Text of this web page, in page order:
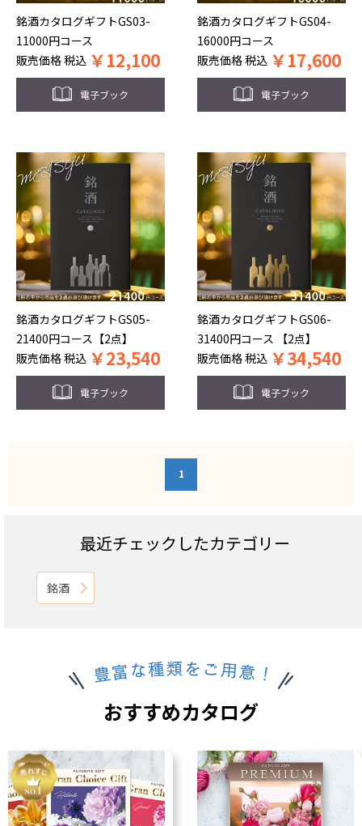
銘酒カタログギフトGS03-
11000円コース
販売価格税込 ￥12,100
電子ブック
銘酒カタログギフトGS04-
16000円コース
販売価格税込 ￥17,600
電子ブック
銘酒カタログギフトGS05-
21400円コース【2点】
販売価格税込 ￥23,540
電子ブック
銘酒カタログギフトGS06-
31400円コース 【2点】
販売価格税込 ￥34,540
電子ブック
1
最近チェックしたカテゴリー
銘酒
おすすめカタログ